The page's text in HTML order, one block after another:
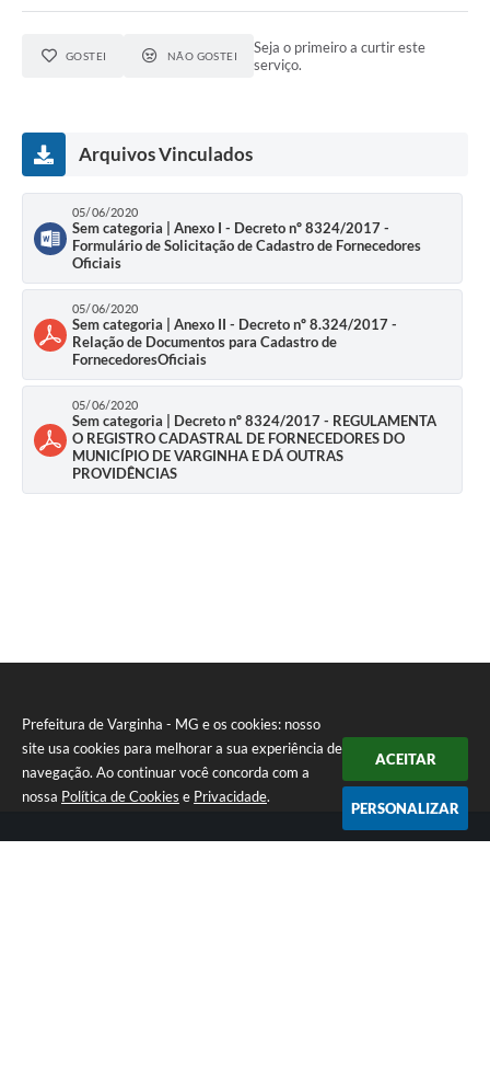
Prefeitura de Varginha - MG e os cookies: nosso
site usa cookies para melhorar a sua experiência de
navegação. Ao continuar você concorda com a
nossa Política de Cookies e Privacidade.
ACEITAR
PERSONALIZAR
GOSTEI NÃO GOSTEI
Seja o primeiro a curtir este
serviço.
Arquivos Vinculados
05/06/2020
Sem categoria | Anexo I - Decreto nº 8324/2017 -
Formulário de Solicitação de Cadastro de Fornecedores
Oficiais
05/06/2020
Sem categoria | Anexo II - Decreto nº 8.324/2017 -
Relação de Documentos para Cadastro de
FornecedoresOficiais
05/06/2020
Sem categoria | Decreto nº 8324/2017 - REGULAMENTA
O REGISTRO CADASTRAL DE FORNECEDORES DO
MUNICÍPIO DE VARGINHA E DÁ OUTRAS
PROVIDÊNCIAS